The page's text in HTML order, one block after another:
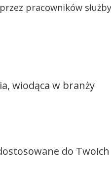
pracowników
wiodąca w branży
do Twoich